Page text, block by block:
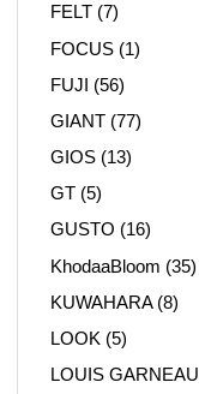
FELT (7)
FOCUS (1)
FUJI (56)
GIANT (77)
GIOS (13)
GT (5)
GUSTO (16)
KhodaaBloom (35)
KUWAHARA(8)
LOOK (5)
LOUIS GARNEAU